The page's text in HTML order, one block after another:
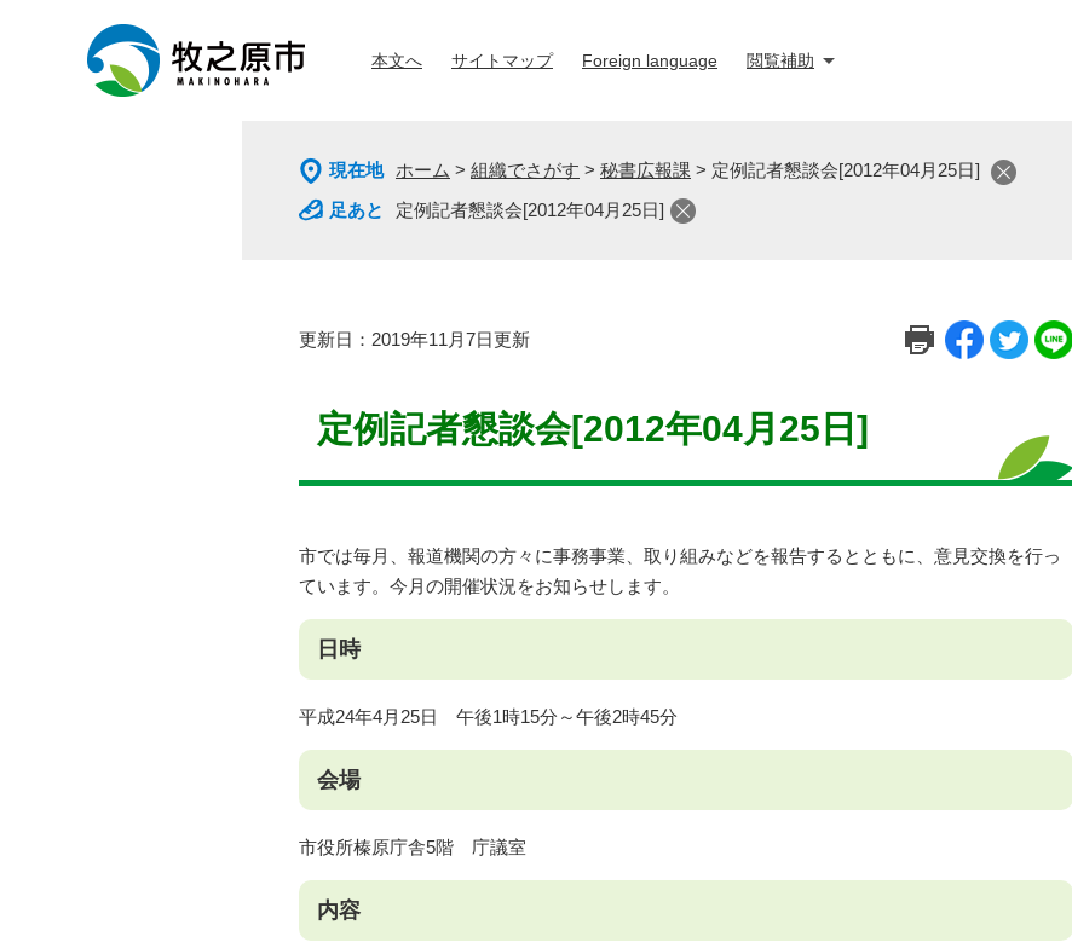
ー
ジ
の
ニ
ュ
ー
本文へ サイトマップ Foreign language 閲覧補助
現在地 ホーム > 組織でさがす > 秘書広報課 > 定例記者懇談会[2012年04月25日]
定例記者懇談会[2012年04月25日]
本
更新日：2019年11月7日更新
定例記者懇談会[2012年04月25日]
市では毎月、報道機関の方々に事務事業、取り組みなどを報告するとともに、意見交換を行っ
ています。今月の開催状況をお知らせします。
日時
平成24年4月25日 午後1時15分～午後2時45分
会場
市役所榛原庁舎5階 庁議室
内容